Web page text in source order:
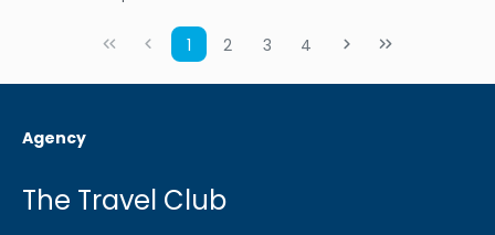
1 2 3 4
Agency
The Travel Club